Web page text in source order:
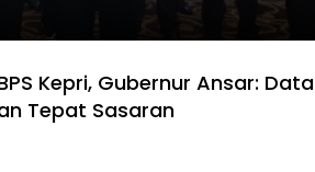
Kepri, Gubernur Ansar: Data
Tepat Sasaran